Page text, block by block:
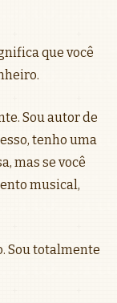
que você
Sou autor de
tenho uma
mas se você
musical,
Sou totalmente